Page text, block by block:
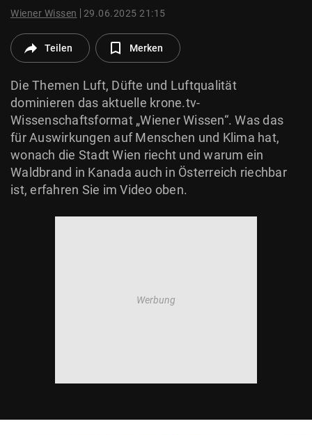
© Krone Multimedia GmbH & Co KG 2026
Wiener Wissen 29.06.2025 21:15
Teilen Merken
Die Themen Luft, Düfte und Luftqualität
dominieren das aktuelle krone.tv-
Wissenschaftsformat „Wiener Wissen“. Was das
für Auswirkungen auf Menschen und Klima hat,
wonach die Stadt Wien riecht und warum ein
Waldbrand in Kanada auch in Österreich riechbar
ist, erfahren Sie im Video oben.